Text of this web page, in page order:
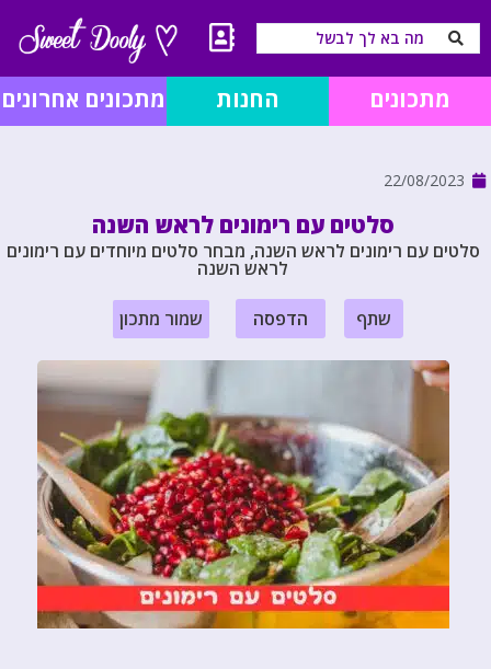
מתכונים החנות מתכונים אחרונים
22/08/2023
סלטים עם רימונים לראש השנה
סלטים עם רימונים לראש השנה, מבחר סלטים מיוחדים עם רימונים
לראש השנה
שתף הדפסה שמור מתכון